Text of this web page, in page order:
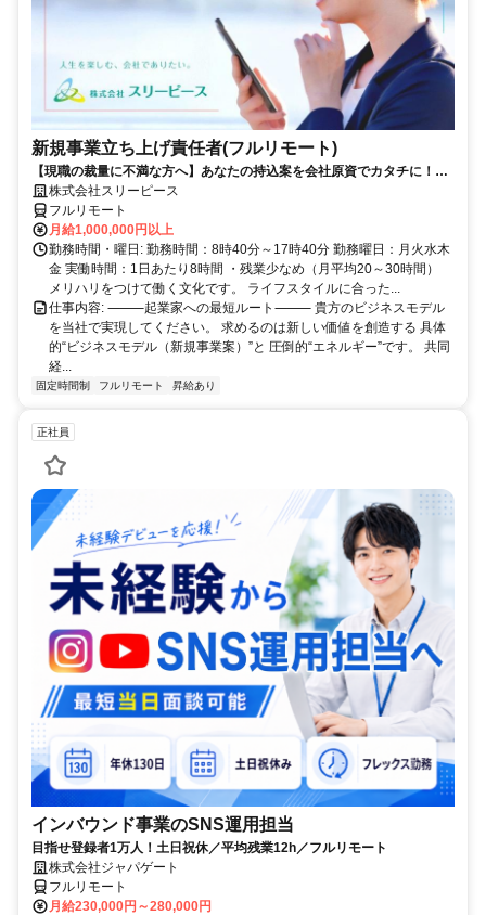
新規事業立ち上げ責任者(フルリモート)
【現職の裁量に不満な方へ】あなたの持込案を会社原資でカタチに！最
短6ヶ月で共同経営者の道へ
株式会社スリーピース
フルリモート
月給1,000,000円以上
勤務時間・曜日: 勤務時間：8時40分～17時40分 勤務曜日：月火水木
金 実働時間：1日あたり8時間 ・残業少なめ（月平均20～30時間）
メリハリをつけて働く文化です。 ライフスタイルに合った...
仕事内容: ⸻起業家への最短ルート⸻ 貴方のビジネスモデル
を当社で実現してください。 求めるのは新しい価値を創造する 具体
的“ビジネスモデル（新規事業案）”と 圧倒的“エネルギー”です。 共同
経...
固定時間制 フルリモート 昇給あり
正社員
インバウンド事業のSNS運用担当
目指せ登録者1万人！土日祝休／平均残業12h／フルリモート
株式会社ジャパゲート
フルリモート
月給230,000円～280,000円